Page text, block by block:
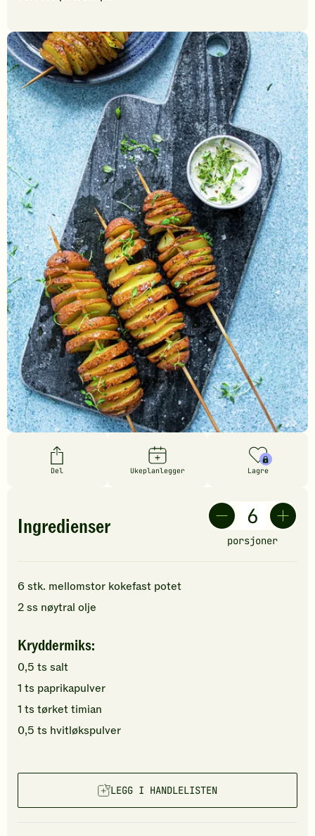
oppskriften.
Del Ukeplanlegger Lagre
Ingredienser
porsjoner
6 stk. mellomstor kokefast potet
2ss nøytral olje
Kryddermiks:
0,5 ts salt
1 ts paprikapulver
1 ts tørket timian
0,5 ts hvitløkspulver
LEGG I HANDLELISTEN